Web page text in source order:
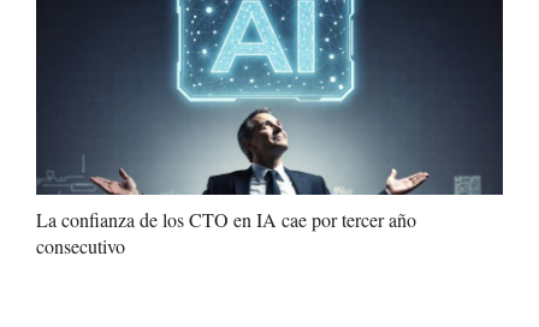
La confianza de los CTO en IA cae por tercer año
consecutivo